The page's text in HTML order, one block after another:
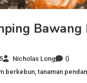
Nicholas Long 0
berkebun ,tanaman